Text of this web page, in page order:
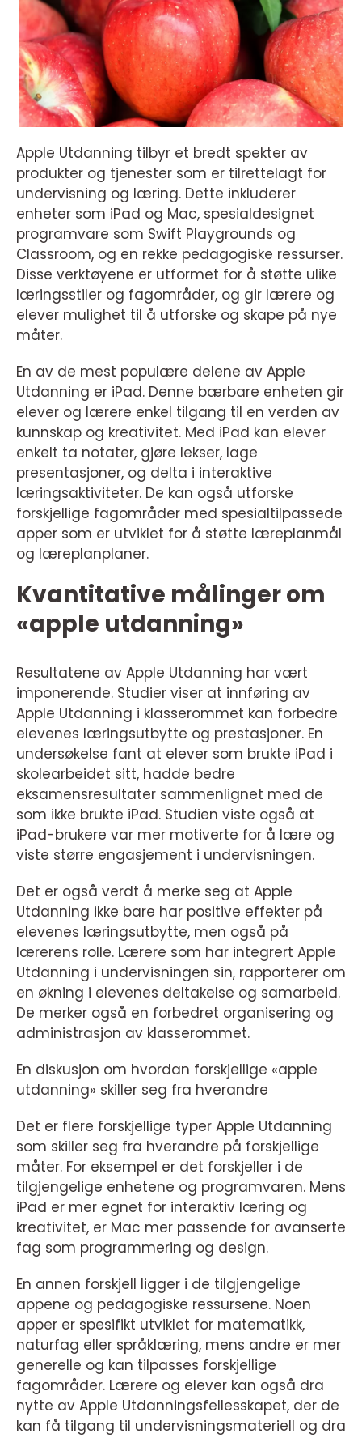
Apple Utdanning tilbyr et bredt spekter av
produkter og tjenester som er tilrettelagt for
undervisning og læring. Dette inkluderer
enheter som iPad og Mac, spesialdesignet
programvare som Swift Playgrounds og
Classroom, og en rekke pedagogiske ressurser.
Disse verktøyene er utformet for å støtte ulike
læringsstiler og fagområder, og gir lærere og
elever mulighet til å utforske og skape på nye
måter.
En av de mest populære delene av Apple
Utdanning er iPad. Denne bærbare enheten gir
elever og lærere enkel tilgang til en verden av
kunnskap og kreativitet. Med iPad kan elever
enkelt ta notater, gjøre lekser, lage
presentasjoner, og delta i interaktive
læringsaktiviteter. De kan også utforske
forskjellige fagområder med spesialtilpassede
apper som er utviklet for å støtte læreplanmål
og læreplanplaner.
Kvantitative målinger om
«apple utdanning»
Resultatene av Apple Utdanning har vært
imponerende. Studier viser at innføring av
Apple Utdanning i klasserommet kan forbedre
elevenes læringsutbytte og prestasjoner. En
undersøkelse fant at elever som brukte iPad i
skolearbeidet sitt, hadde bedre
eksamensresultater sammenlignet med de
som ikke brukte iPad. Studien viste også at
iPad-brukere var mer motiverte for å lære og
viste større engasjement i undervisningen.
Det er også verdt å merke seg at Apple
Utdanning ikke bare har positive effekter på
elevenes læringsutbytte, men også på
lærerens rolle. Lærere som har integrert Apple
Utdanning i undervisningen sin, rapporterer om
en økning i elevenes deltakelse og samarbeid.
De merker også en forbedret organisering og
administrasjon av klasserommet.
En diskusjon om hvordan forskjellige «apple
utdanning» skiller seg fra hverandre
Det er flere forskjellige typer Apple Utdanning
som skiller seg fra hverandre på forskjellige
måter. For eksempel er det forskjeller i de
tilgjengelige enhetene og programvaren. Mens
iPad er mer egnet for interaktiv læring og
kreativitet, er Mac mer passende for avanserte
fag som programmering og design.
En annen forskjell ligger i de tilgjengelige
appene og pedagogiske ressursene. Noen
apper er spesifikt utviklet for matematikk,
naturfag eller språklæring, mens andre er mer
generelle og kan tilpasses forskjellige
fagområder. Lærere og elever kan også dra
nytte av Apple Utdanningsfellesskapet, der de
kan få tilgang til undervisningsmateriell og dra